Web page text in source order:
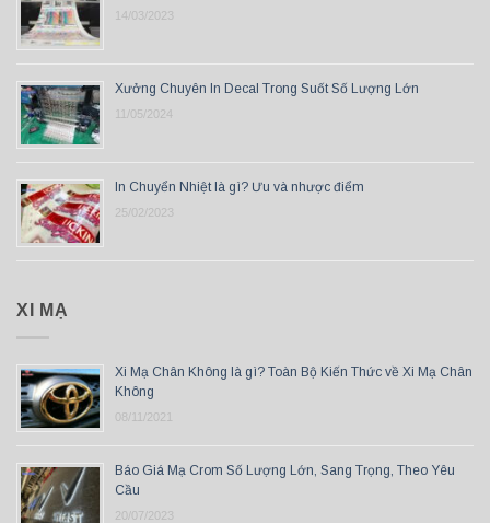
14/03/2023
Xưởng Chuyên In Decal Trong Suốt Số Lượng Lớn
11/05/2024
In Chuyển Nhiệt là gì? Ưu và nhược điểm
25/02/2023
XI MẠ
Xi Mạ Chân Không là gì? Toàn Bộ Kiến Thức về Xi Mạ Chân
Không
08/11/2021
Báo Giá Mạ Crom Số Lượng Lớn, Sang Trọng, Theo Yêu
Cầu
20/07/2023